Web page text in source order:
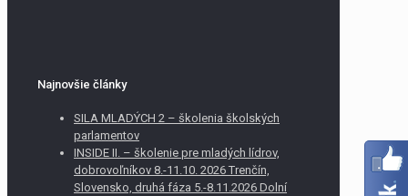
Najnovšie články
SILA MLADÝCH 2 – školenia školských
parlamentov
INSIDE II. – školenie pre mladých lídrov,
dobrovoľníkov 8.-11.10. 2026 Trenčín,
Slovensko, druhá fáza 5.-8.11.2026 Dolní